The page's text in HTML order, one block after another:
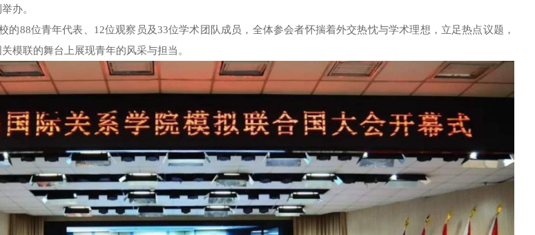
办。
的88位青年代表、 12位观察员及33位学术团队成员，全体参会者怀揣着外交热忱与学术理想，立足热点议题，
模联的舞台上展现青年的风采与担当。